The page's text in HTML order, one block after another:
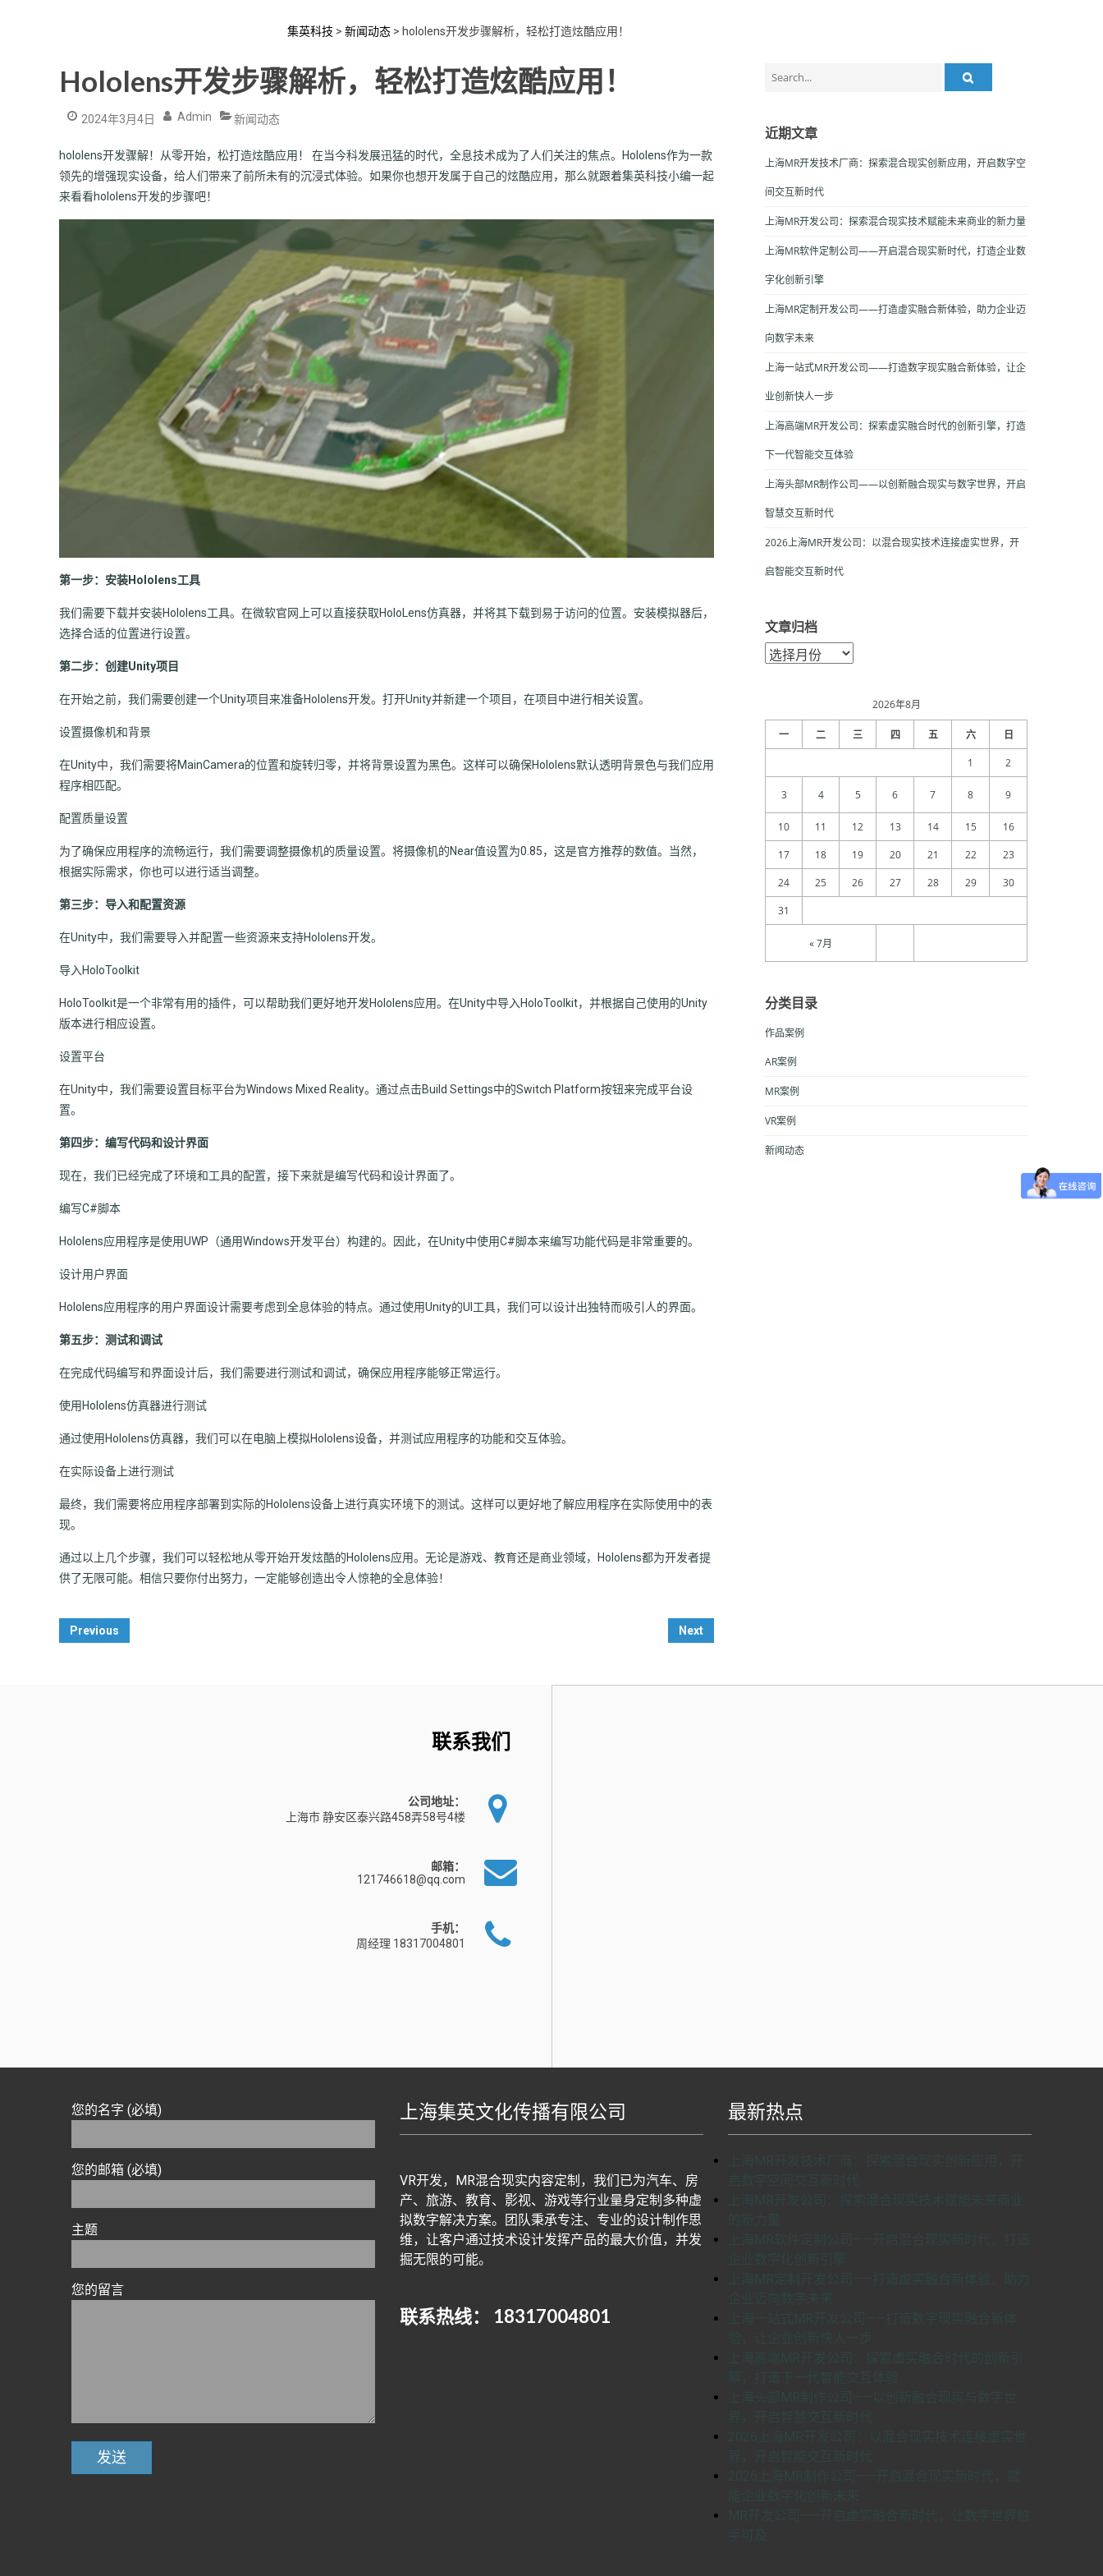
集英科技 > 新闻动态 > hololens开发步骤解析，轻松打造炫酷应用！
Hololens开发步骤解析，轻松打造炫酷应用！
2024年3月4日 Admin 新闻动态
hololens开发骤解！从零开始，松打造炫酷应用！ 在当今科发展迅猛的时代，全息技术成为了人们关注的焦点。Hololens作为一款
领先的增强现实设备，给人们带来了前所未有的沉浸式体验。如果你也想开发属于自己的炫酷应用，那么就跟着集英科技小编一起
来看看hololens开发的步骤吧！
第一步：安装Hololens工具
我们需要下载并安装Hololens工具。在微软官网上可以直接获取HoloLens仿真器，并将其下载到易于访问的位置。安装模拟器后，
选择合适的位置进行设置。
第二步：创建Unity项目
在开始之前，我们需要创建一个Unity项目来准备Hololens开发。打开Unity并新建一个项目，在项目中进行相关设置。
设置摄像机和背景
在Unity中，我们需要将MainCamera的位置和旋转归零，并将背景设置为黑色。这样可以确保Hololens默认透明背景色与我们应用
程序相匹配。
配置质量设置
为了确保应用程序的流畅运行，我们需要调整摄像机的质量设置。将摄像机的Near值设置为0.85，这是官方推荐的数值。当然，
根据实际需求，你也可以进行适当调整。
第三步：导入和配置资源
在Unity中，我们需要导入并配置一些资源来支持Hololens开发。
导入HoloToolkit
HoloToolkit是一个非常有用的插件，可以帮助我们更好地开发Hololens应用。在Unity中导入HoloToolkit，并根据自己使用的Unity
版本进行相应设置。
设置平台
在Unity中，我们需要设置目标平台为Windows Mixed Reality。通过点击Build Settings中的Switch Platform按钮来完成平台设
置。
第四步：编写代码和设计界面
现在，我们已经完成了环境和工具的配置，接下来就是编写代码和设计界面了。
编写C#脚本
Hololens应用程序是使用UWP（通用Windows开发平台）构建的。因此，在Unity中使用C#脚本来编写功能代码是非常重要的。
设计用户界面
Hololens应用程序的用户界面设计需要考虑到全息体验的特点。通过使用Unity的UI工具，我们可以设计出独特而吸引人的界面。
第五步：测试和调试
在完成代码编写和界面设计后，我们需要进行测试和调试，确保应用程序能够正常运行。
使用Hololens仿真器进行测试
通过使用Hololens仿真器，我们可以在电脑上模拟Hololens设备，并测试应用程序的功能和交互体验。
在实际设备上进行测试
最终，我们需要将应用程序部署到实际的Hololens设备上进行真实环境下的测试。这样可以更好地了解应用程序在实际使用中的表
现。
通过以上几个步骤，我们可以轻松地从零开始开发炫酷的Hololens应用。无论是游戏、教育还是商业领域，Hololens都为开发者提
供了无限可能。相信只要你付出努力，一定能够创造出令人惊艳的全息体验！
Post
Navigation
Previous Next
for:
近期文章
上海MR开发技术厂商：探索混合现实创新应用，开启数字空
间交互新时代
上海MR开发公司：探索混合现实技术赋能未来商业的新力量
上海MR软件定制公司——开启混合现实新时代，打造企业数
字化创新引擎
上海MR定制开发公司——打造虚实融合新体验，助力企业迈
向数字未来
上海一站式MR开发公司——打造数字现实融合新体验，让企
业创新快人一步
上海高端MR开发公司：探索虚实融合时代的创新引擎，打造
下一代智能交互体验
上海头部MR制作公司——以创新融合现实与数字世界，开启
智慧交互新时代
2026上海MR开发公司：以混合现实技术连接虚实世界，开
启智能交互新时代
文章归档
文
章
2026年8月
一 二 三 四 五 六 日
« 7月
1 2
3 4 5 6 7 8 9
10 11 12 13 14 15
16
17
18 19 20 21 22
23
24
25 26 27 28 29
30
31
分类目录
作品案例
AR案例
MR案例
VR案例
新闻动态
联系我们
公司地址：
上海市 静安区泰兴路458弄58号4楼
邮箱：
121746618@qq.com
手机：
周经理 18317004801
您的名字 (必填)
您的邮箱 (必填)
主题
您的留言
上海集英文化传播有限公司
VR开发，MR混合现实内容定制，我们已为汽车、房
产、旅游、教育、影视、游戏等行业量身定制多种虚
拟数字解决方案。团队秉承专注、专业的设计制作思
维，让客户通过技术设计发挥产品的最大价值，并发
掘无限的可能。
联系热线： 18317004801
最新热点